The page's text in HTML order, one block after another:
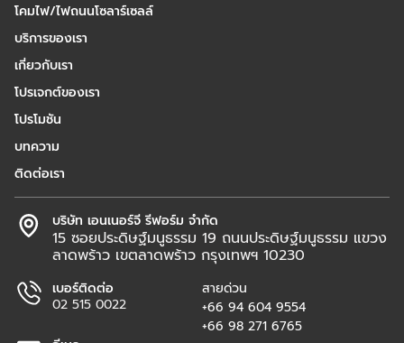
บริษัท เอนเนอร์จี รีฟอร์ม จำกัด
15 ซอยประดิษฐ์มนูธรรม 19 ถนนประดิษฐ์มนูธรรม แขวง
ลาดพร้าว เขตลาดพร้าว กรุงเทพฯ 10230
เบอร์ติดต่อ
02 515 0022
สายด่วน
+66 94 604 9554
+66 98 271 6765
โคมไฟ/ไฟถนนโซลาร์เซลล์
บริการของเรา
เกี่ยวกับเรา
โปรเจกต์ของเรา
โปรโมชัน
บทความ
ติดต่อเรา